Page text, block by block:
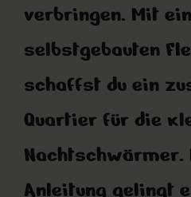
verbringen. Mit
selbstgebauten
schaffst du ein
Quartier für die
Anleitung gelingt